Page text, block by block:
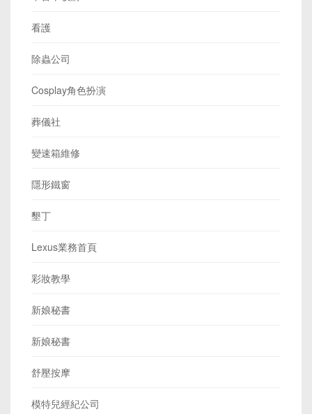
看護
除蟲公司
Cosplay角色扮演
葬儀社
變速箱維修
隱形鐵窗
墾丁
Lexus業務首頁
彩妝教學
新娘秘書
新娘秘書
舒壓按摩
模特兒經紀公司